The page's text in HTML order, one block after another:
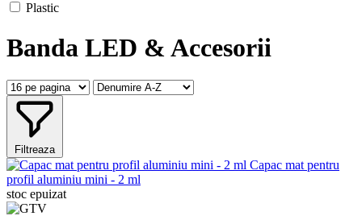
Plastic
Banda LED & Accesorii
Filtreaza
Capac mat pentru
profil aluminiu mini - 2 ml
stoc epuizat